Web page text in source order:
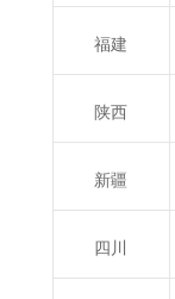
福建
陕西
新疆
四川